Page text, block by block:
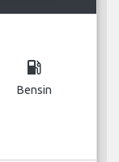
local_gas_station
Bensin